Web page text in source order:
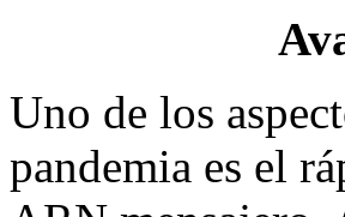
Uno de los
pandemia es el